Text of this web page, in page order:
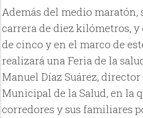
Además del medio maratón,
carrera de diez kilómetros,
de cinco y en el marco de
realizará una Feria de la
Manuel Díaz Suárez,
Municipal de la Salud, en la
corredores y sus familiares